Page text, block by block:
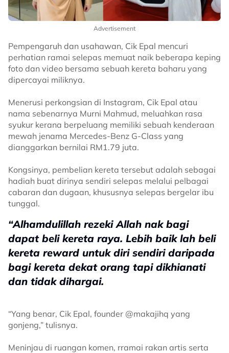
Advertisement
Pempengaruh dan usahawan, Cik Epal mencuri
perhatian ramai selepas memuat naik beberapa keping
foto dan video bersama sebuah kereta baharu yang
dipercayai miliknya.
Menerusi perkongsian di Instagram, Cik Epal atau
nama sebenarnya Murni Mahmud, meluahkan rasa
syukur kerana berpeluang memiliki sebuah kenderaan
mewah jenama Mercedes-Benz G-Class yang
dianggarkan bernilai RM1.79 juta.
Kongsinya, pembelian kereta tersebut adalah sebagai
hadiah buat dirinya sendiri selepas melalui pelbagai
cabaran dan dugaan, khususnya selepas bergelar ibu
tunggal.
“Alhamdulillah rezeki Allah nak bagi
dapat beli kereta raya. Lebih baik lah beli
kereta reward untuk diri sendiri daripada
bagi kereta dekat orang tapi dikhianati
dan tidak dihargai.
“Yang benar, Cik Epal, founder @makajihq yang
gonjeng,” tulisnya.
Meninjau di ruangan komen, rramai rakan artis serta